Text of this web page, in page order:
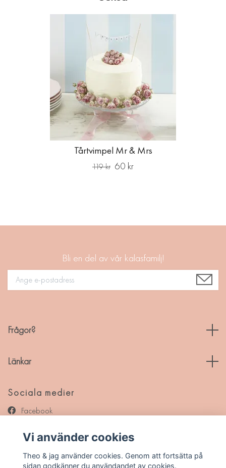
Tårtvimpel Mr & Mrs
119 kr 60 kr
Bli en del av vår kalasfamilj!
Frågor?
Länkar
Sociala medier
Facebook
Pinterest
Vi använder cookies
Theo & jag använder cookies. Genom att fortsätta på
sidan godkänner du användandet av cookies.